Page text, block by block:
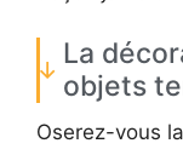
La
objets
Oserez-vous